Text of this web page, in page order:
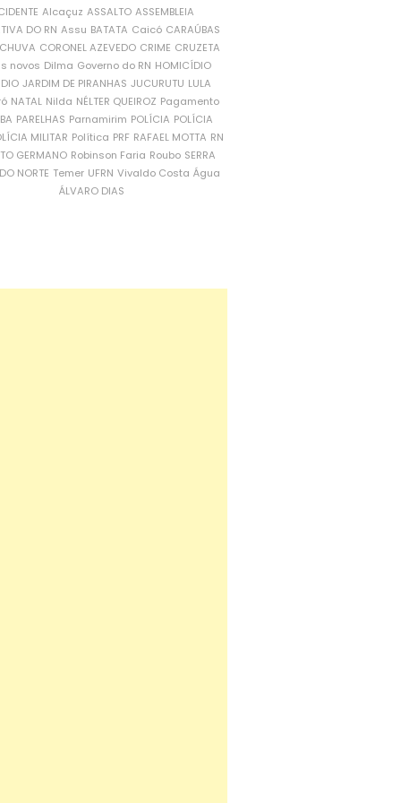
Alcaçuz ASSALTO ASSEMBLEIA
DO RN Assu BATATA Caicó CARAÚBAS
CORONEL AZEVEDO CRIME CRUZETA
novos Dilma Governo do RN HOMICÍDIO
JARDIM DE PIRANHAS JUCURUTU LULA
NATAL Nilda NÉLTER QUEIROZ Pagamento
PARELHAS Parnamirim POLÍCIA POLÍCIA
MILITAR Política PRF RAFAEL MOTTA RN
GERMANO Robinson Faria Roubo SERRA
NORTE Temer UFRN Vivaldo Costa Água
ÁLVARO DIAS